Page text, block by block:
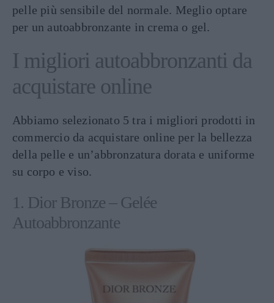
pelle più sensibile del normale. Meglio optare
per un autoabbronzante in crema o gel.
I migliori autoabbronzanti da
acquistare online
Abbiamo selezionato 5 tra i migliori prodotti in
commercio da acquistare online per la bellezza
della pelle e un’abbronzatura dorata e uniforme
su corpo e viso.
1. Dior Bronze – Gelée
Autoabbronzante